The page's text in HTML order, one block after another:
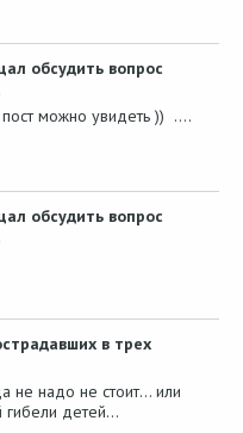
обсудить вопрос
можно увидеть )) ....
обсудить вопрос
в трех
не надо не стоит... или
гибели детей…